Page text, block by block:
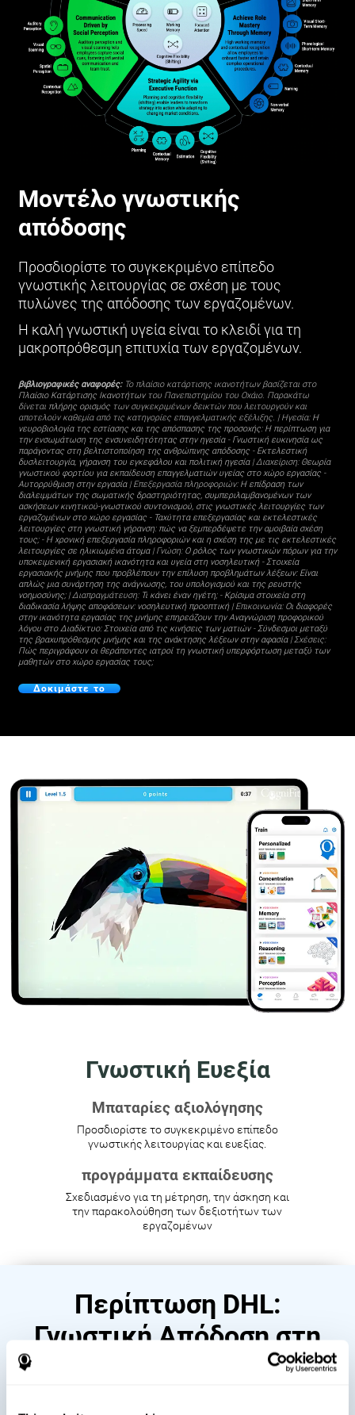
Μοντέλο γνωστικής
απόδοσης
Προσδιορίστε το συγκεκριμένο επίπεδο
γνωστικής λειτουργίας σε σχέση με τους
πυλώνες της απόδοσης των εργαζομένων.
Η καλή γνωστική υγεία είναι το κλειδί για τη
μακροπρόθεσμη επιτυχία των εργαζομένων.
βιβλιογραφικές αναφορές:Το πλαίσιο κατάρτισης ικανοτήτων βασίζεται στο
Πλαίσιο Κατάρτισης Ικανοτήτωντου Πανεπιστημίου του Οχάιο. Παρακάτω
δίνεται πλήρης ορισμόςτων συγκεκριμένων δεικτών που λειτουργούν και
αποτελούν καθεμία από τις κατηγορίες επαγγελματικής εξέλιξης. | Ηγεσία: Η
νευροβιολογία της εστίασης και της απόσπασης της προσοχής: Η περίπτωση για
την ενσωμάτωση της ενσυνειδητότητας στην ηγεσία- Γνωστική ευκινησία ως
παράγοντας στη βελτιστοποίηση της ανθρώπινης απόδοσης- Εκτελεστική
δυσλειτουργία, γήρανση του εγκεφάλου και πολιτική ηγεσία| Διαχείριση: Θεωρία
γνωστικού φορτίου για εκπαίδευση επαγγελματιών υγείας στο χώρο εργασίας-
Αυτορρύθμιση στην εργασία| Επεξεργασία πληροφοριών: Η επίδραση των
διαλειμμάτων της σωματικής δραστηριότητας, συμπεριλαμβανομένων των
ασκήσεων κινητικού-γνωστικού συντονισμού, στις γνωστικές λειτουργίες των
εργαζομένων στο χώρο εργασίας- Ταχύτητα επεξεργασίας και εκτελεστικές
λειτουργίες στη γνωστική γήρανση: πώς να ξεμπερδέψετε την αμοιβαία σχέση
τους;- Η χρονική επεξεργασία πληροφοριών και η σχέση της με τις εκτελεστικές
λειτουργίες σε ηλικιωμένα άτομα| Γνώση: Ο ρόλος των γνωστικών πόρων για την
υποκειμενική εργασιακή ικανότητα και υγεία στη νοσηλευτική-Στοιχεία
εργασιακής μνήμης που προβλέπουν την επίλυση προβλημάτων λέξεων: Είναι
απλώς μια συνάρτηση της ανάγνωσης, του υπολογισμού και της ρευστής
νοημοσύνης;| Διαπραγμάτευση: Τι κάνει έναν ηγέτη;- Κρίσιμα στοιχεία στη
διαδικασία λήψης αποφάσεων: νοσηλευτική προοπτική| Επικοινωνία: Οι διαφορές
στην ικανότητα εργασίας της μνήμης επηρεάζουν την Αναγνώριση προφορικού
λόγου στο Διαδίκτυο: Στοιχεία από τις κινήσεις των ματιών-Σύνδεσμοι μεταξύ
της βραχυπρόθεσμης μνήμης και της ανάκτησης λέξεων στην αφασία| Σχέσεις:
Πώς περιγράφουν οι θεράποντες ιατροί τη γνωστική υπερφόρτωση μεταξύ των
μαθητών στο χώρο εργασίας τους;
Δοκιμάστε το
Γνωστική Ευεξία
Μπαταρίες αξιολόγησης
Προσδιορίστε το συγκεκριμένο επίπεδο
γνωστικής λειτουργίας και ευεξίας.
προγράμματα εκπαίδευσης
Σχεδιασμένο για τη μέτρηση, την άσκηση και
την παρακολούθηση των δεξιοτήτων των
εργαζομένων
Περίπτωση DHL:
Γνωστική Απόδοση στη
Διοίκηση Ομάδας και στις